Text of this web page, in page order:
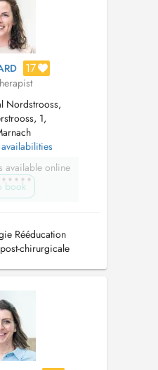
17
Nordstrooss,
1,
available online
book
Rééducation
chirurgicale